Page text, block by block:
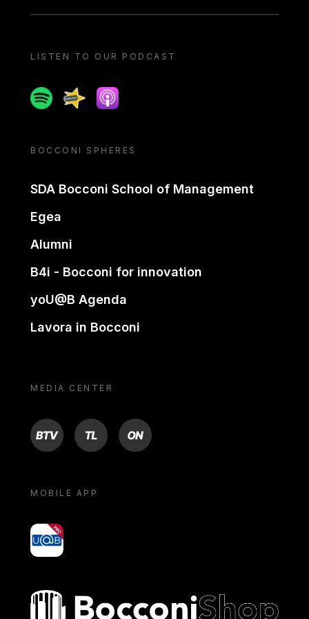
LISTEN TO OUR PODCAST
SpotifySpreakerApple podcast
BOCCONI SPHERES
SDA Bocconi School of Management
Egea
Alumni
B4i - Bocconi for innovation
yoU@B Agenda
Lavora in Bocconi
MEDIA CENTER
BTV TL ON
MOBILE APP
yoU@B
Bocconi shop